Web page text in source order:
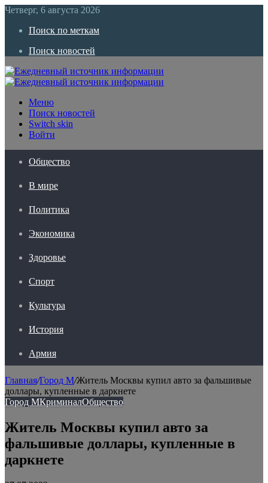
Четверг, 6 августа 2026
Поиск по меткам
Поиск новостей
Меню
Поиск новостей
Switch skin
Войти
Общество
В мире
Политика
Экономика
Здоровье
Спорт
Культура
История
Армия
Главная/Город М/Житель Москвы купил авто за фальшивые
доллары, купленные в даркнете
Город МКриминалОбщество
Житель Москвы купил авто за
фальшивые доллары, купленные в
даркнете